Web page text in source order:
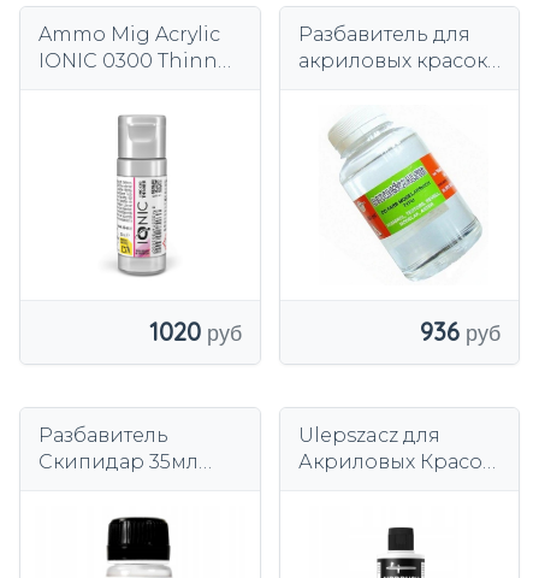
Ammo Mig Acrylic
IONIC 0300 Thinner
растворитель
1020
Разбавитель для
акриловых красок
Super Modeler
разбавитель
936
Разбавитель
Скипидар 35мл
Interactive
Ulepszacz для
Акриловых Красок